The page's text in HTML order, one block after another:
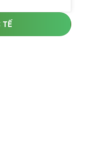
nghiệp
TẾ